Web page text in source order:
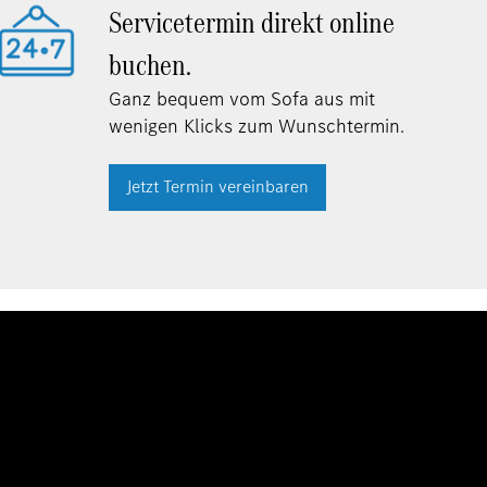
Servicetermin direkt online
buchen.
Ganz bequem vom Sofa aus mit
wenigen Klicks zum Wunschtermin.
Jetzt Termin vereinbaren